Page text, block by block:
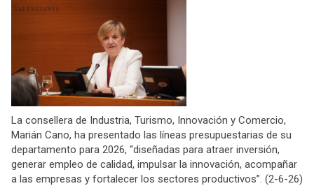
La consellera de Industria, Turismo, Innovación y Comercio,
Marián Cano, ha presentado las líneas presupuestarias de su
departamento para 2026, “diseñadas para atraer inversión,
generar empleo de calidad, impulsar la innovación, acompañar
a las empresas y fortalecer los sectores productivos”. (2-6-26)